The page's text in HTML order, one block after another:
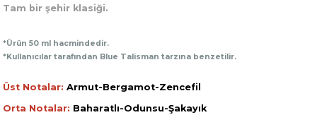
Tam bir şehir klasiği.
*Ürün 50 ml hacmindedir.
*Kullanıcılar tarafından Blue Talisman tarzına benzetilir.
Üst Notalar: Armut-Bergamot-Zencefil
Orta Notalar: Baharatlı-Odunsu-Şakayık